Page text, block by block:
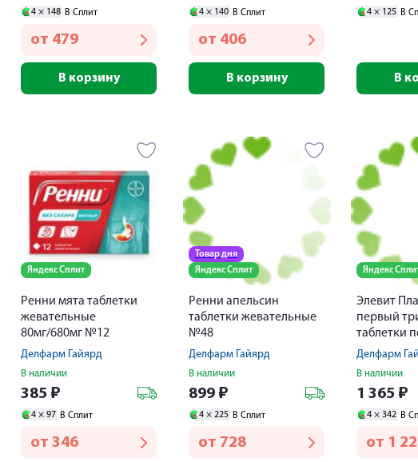
4 × 148 В Сплит
от 479
В корзину
4 × 140 В Сплит
от 406
В корзину
4 × 125 В
В
Яндекс Сплит
Ренни мята таблетки
жевательные
80мг/680мг №12
Делфарм Гайярд
В наличии
385 ₽
4 × 97 В Сплит
от 346
Товар дня
Яндекс Сплит
Ренни апельсин
таблетки жевательные
№48
Делфарм Гайярд
В наличии
899 ₽
4 × 225 В Сплит
от 728
Яндекс
Элевит
первый
таблетки
Делфарм
В наличии
1 365 ₽
4 × 342 В
от 1